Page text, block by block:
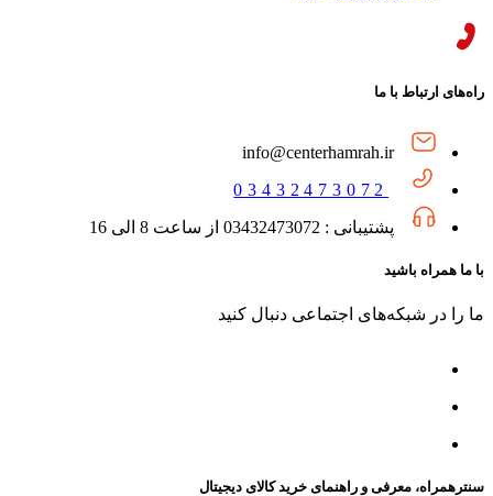
راه‌های ارتباط با ما
info@centerhamrah.ir
03432473072
پشتیبانی : 03432473072 از ساعت 8 الی 16
با ما همراه باشید
ما را در شبکه‌های اجتماعی دنبال کنید
سنترهمراه، معرفی و راهنمای خرید کالای دیجیتال